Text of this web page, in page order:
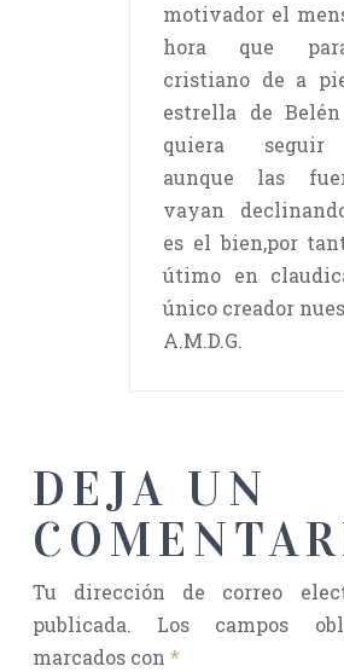
motivador el
hora que
cristiano de a
estrella de
quiera seguir
aunque las
vayan
es el bien,por
útimo en
único creador
A.M.D.G.
DEJA UN
Tu dirección de correo
publicada.
Los campos
marcados con *